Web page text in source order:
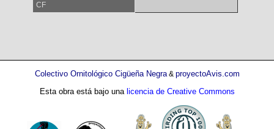
CF
Colectivo Ornitológico Cigüeña Negra& proyectoAvis.com
Esta obra está bajo una licencia de Creative Commons